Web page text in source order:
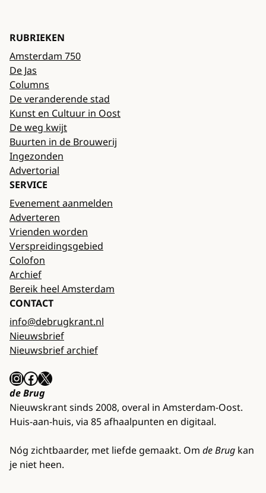
RUBRIEKEN
Amsterdam 750
De Jas
Columns
De veranderende stad
Kunst en Cultuur in Oost
De weg kwijt
Buurten in de Brouwerij
Ingezonden
Advertorial
SERVICE
Evenement aanmelden
Adverteren
Vrienden worden
Verspreidingsgebied
Colofon
Archief
Bereik heel Amsterdam
CONTACT
info@debrugkrant.nl
Nieuwsbrief
Nieuwsbrief archief
InstagramFacebook X
de Brug
Nieuwskrant sinds 2008, overal in Amsterdam-Oost.
Huis-aan-huis, via 85 afhaalpunten en digitaal.
Nóg zichtbaarder, met liefde gemaakt. Om de Brug kan
je niet heen.